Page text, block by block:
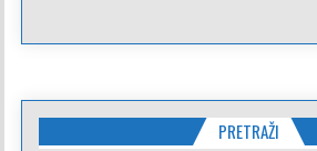
PRETRAŽI